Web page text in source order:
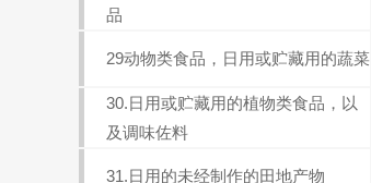
品
29动物类食品，日用或贮藏用的蔬菜
30.日用或贮藏用的植物类食品，以
及调味佐料
31.日用的未经制作的田地产物